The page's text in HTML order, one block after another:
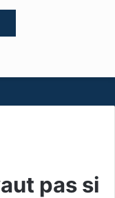
pas si